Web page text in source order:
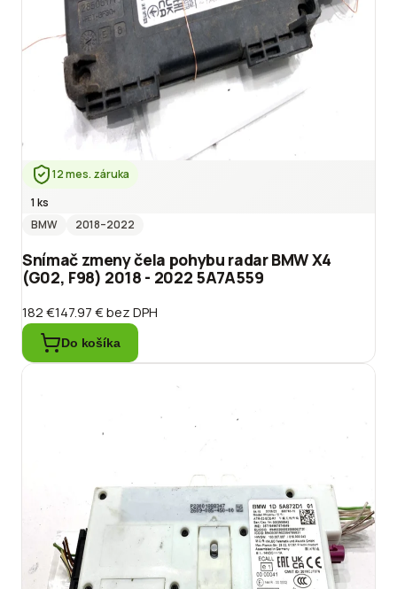
12 mes. záruka
1 ks
BMW
2018–2022
Snímač zmeny čela pohybu radar BMW X4
(G02, F98) 2018 - 2022 5A7A559
182 €147.97 €bez DPH
Do košíka